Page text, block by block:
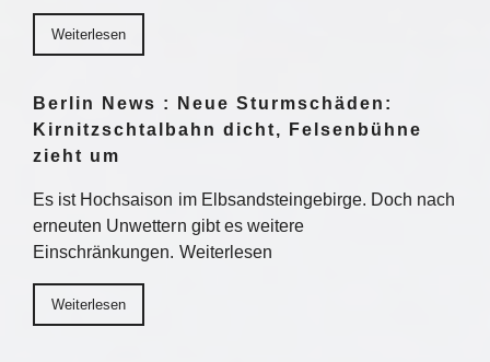
Weiterlesen
Berlin News : Neue Sturmschäden:
Kirnitzschtalbahn dicht, Felsenbühne
zieht um
Es ist Hochsaison im Elbsandsteingebirge. Doch nach
erneuten Unwettern gibt es weitere
Einschränkungen. Weiterlesen
Weiterlesen